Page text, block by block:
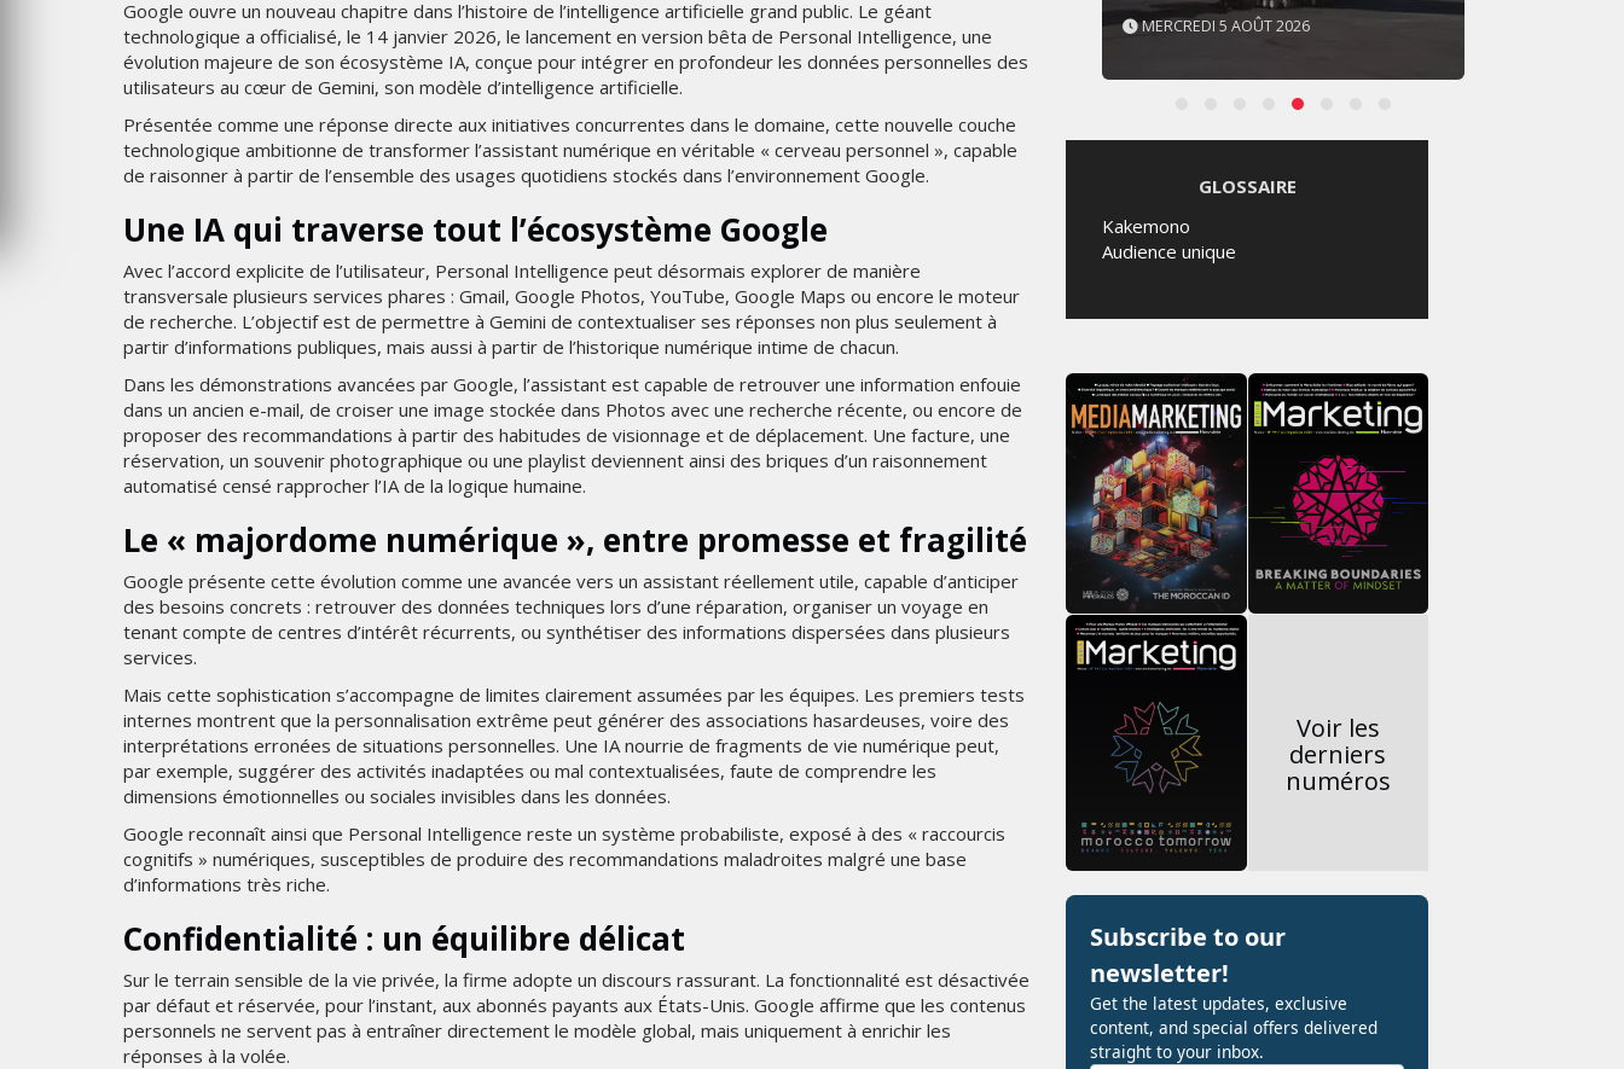
Google ouvre un nouveau chapitre dans l’histoire de l’intelligence artificielle grand public. Le géant
technologique a officialisé, le 14 janvier 2026, le lancement en version bêta de Personal Intelligence, une
évolution majeure de son écosystème IA, conçue pour intégrer en profondeur les données personnelles des
utilisateurs au cœur de Gemini, son modèle d’intelligence artificielle.
Présentée comme une réponse directe aux initiatives concurrentes dans le domaine, cette nouvelle couche
technologique ambitionne de transformer l’assistant numérique en véritable « cerveau personnel », capable
de raisonner à partir de l’ensemble des usages quotidiens stockés dans l’environnement Google.
Une IA qui traverse tout l’écosystème Google
Avec l’accord explicite de l’utilisateur, Personal Intelligence peut désormais explorer de manière
transversale plusieurs services phares : Gmail, Google Photos, YouTube, Google Maps ou encore le moteur
de recherche. L’objectif est de permettre à Gemini de contextualiser ses réponses non plus seulement à
partir d’informations publiques, mais aussi à partir de l’historique numérique intime de chacun.
Dans les démonstrations avancées par Google, l’assistant est capable de retrouver une information enfouie
dans un ancien e-mail, de croiser une image stockée dans Photos avec une recherche récente, ou encore de
proposer des recommandations à partir des habitudes de visionnage et de déplacement. Une facture, une
réservation, un souvenir photographique ou une playlist deviennent ainsi des briques d’un raisonnement
automatisé censé rapprocher l’IA de la logique humaine.
Le « majordome numérique », entre promesse et fragilité
Google présente cette évolution comme une avancée vers un assistant réellement utile, capable d’anticiper
des besoins concrets : retrouver des données techniques lors d’une réparation, organiser un voyage en
tenant compte de centres d’intérêt récurrents, ou synthétiser des informations dispersées dans plusieurs
services.
Mais cette sophistication s’accompagne de limites clairement assumées par les équipes. Les premiers tests
internes montrent que la personnalisation extrême peut générer des associations hasardeuses, voire des
interprétations erronées de situations personnelles. Une IA nourrie de fragments de vie numérique peut,
par exemple, suggérer des activités inadaptées ou mal contextualisées, faute de comprendre les
dimensions émotionnelles ou sociales invisibles dans les données.
Google reconnaît ainsi que Personal Intelligence reste un système probabiliste, exposé à des « raccourcis
cognitifs » numériques, susceptibles de produire des recommandations maladroites malgré une base
d’informations très riche.
Confidentialité : un équilibre délicat
Sur le terrain sensible de la vie privée, la firme adopte un discours rassurant. La fonctionnalité est désactivée
par défaut et réservée, pour l’instant, aux abonnés payants aux États-Unis. Google affirme que les contenus
personnels ne servent pas à entraîner directement le modèle global, mais uniquement à enrichir les
réponses à la volée.
JEUDI 6 AOÛT 2026 JEUDI 6 AOÛT 2026 MERCREDI 5 AOÛT 2026
GLOSSAIRE
Kakemono
Audience unique
Voir les
derniers
numéros